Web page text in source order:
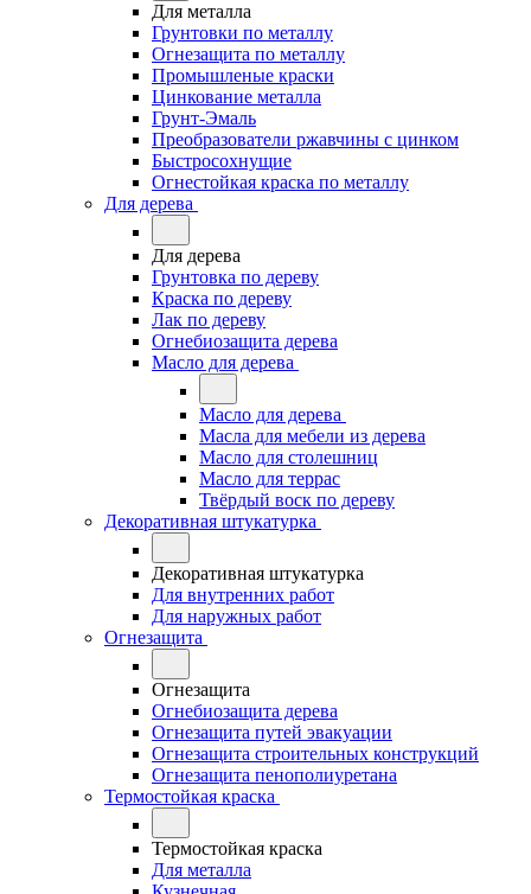
Для металла
Грунтовки по металлу
Огнезащита по металлу
Промышленые краски
Цинкование металла
Грунт-Эмаль
Преобразователи ржавчины с цинком
Быстросохнущие
Огнестойкая краска по металлу
Для дерева
Для дерева
Грунтовка по дереву
Краска по дереву
Лак по дереву
Огнебиозащита дерева
Масло для дерева
Масло для дерева
Масла для мебели из дерева
Масло для столешниц
Масло для террас
Твёрдый воск по дереву
Декоративная штукатурка
Декоративная штукатурка
Для внутренних работ
Для наружных работ
Огнезащита
Огнезащита
Огнебиозащита дерева
Огнезащита путей эвакуации
Огнезащита строительных конструкций
Огнезащита пенополиуретана
Термостойкая краска
Термостойкая краска
Для металла